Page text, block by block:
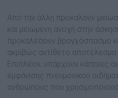
Από την άλλη προκαλούν
και μειωμένη ανοχή στην
προκαλέσουν βρογχόσπασμο
ακριβώς αντίθετο
Επιπλέον, υπάρχουν κάποιες
εμφάνισης πνευμονικού
ανθρώπους που